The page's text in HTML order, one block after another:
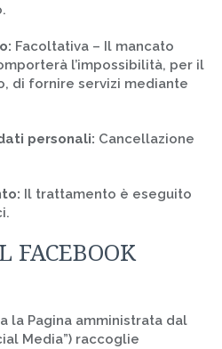
Facoltativa – Il mancato
l’impossibilità, per il
di fornire servizi mediante
personali: Cancellazione
Il trattamento è eseguito
FACEBOOK
la Pagina amministrata dal
Media”) raccoglie